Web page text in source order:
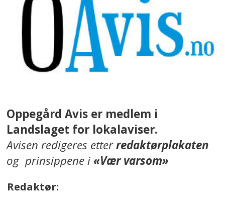
Oppegård Avis er medlem i
Landslaget for lokalaviser.
Avisen redigeres etterredaktørplakaten
og prinsippene i«Vær varsom»
Redaktør: